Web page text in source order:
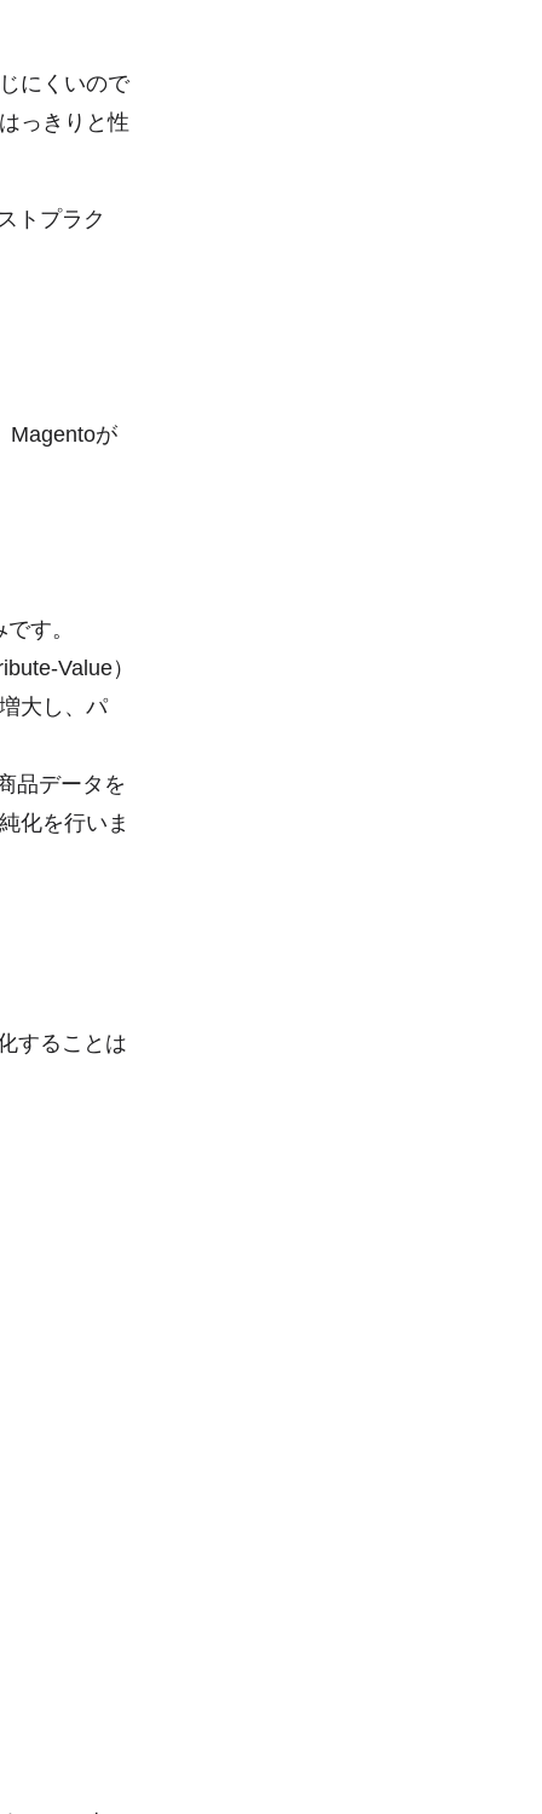
にくいので
っきりと性
トプラク
Magentoが
す。
Value）
大し、パ
品データを
化を行いま
することは